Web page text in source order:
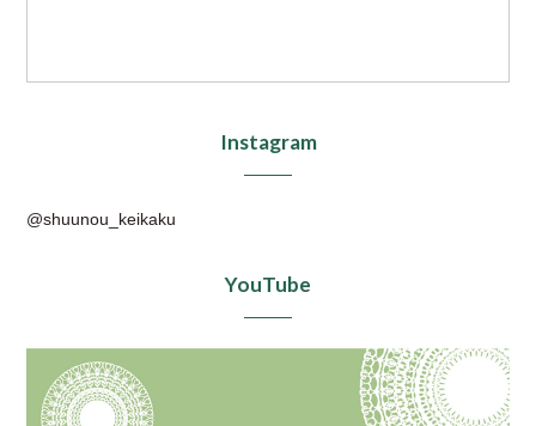
Instagram
@shuunou_keikaku
YouTube